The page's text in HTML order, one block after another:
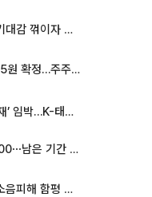
뉴욕증시, 연준 금리인상 기대감 꺾이자 상승...S&P500 사상 최고치 [종합]
SK하이닉스, 분기배당 375원 확정…주주환원책 9월로 앞당겨 발표
美 ‘232조 하이브리드 제재’ 임박…K-태양광, 불확실성 털고 날개 다나
'개편 전 마지막 수능' D-100⋯남은 기간 성적 올릴 전략은
이남오 함평군수, 군공항 소음피해 함평 보상 요구